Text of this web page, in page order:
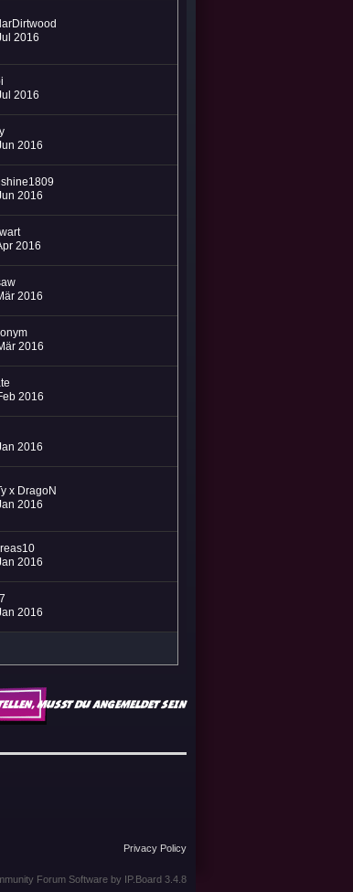
2016
2016
2016
2016
2016
2016
2016
2016
2016
x DragoN
2016
2016
2016
musst du angemeldet sein
Privacy Policy
Forum Software by IP.Board 3.4.8